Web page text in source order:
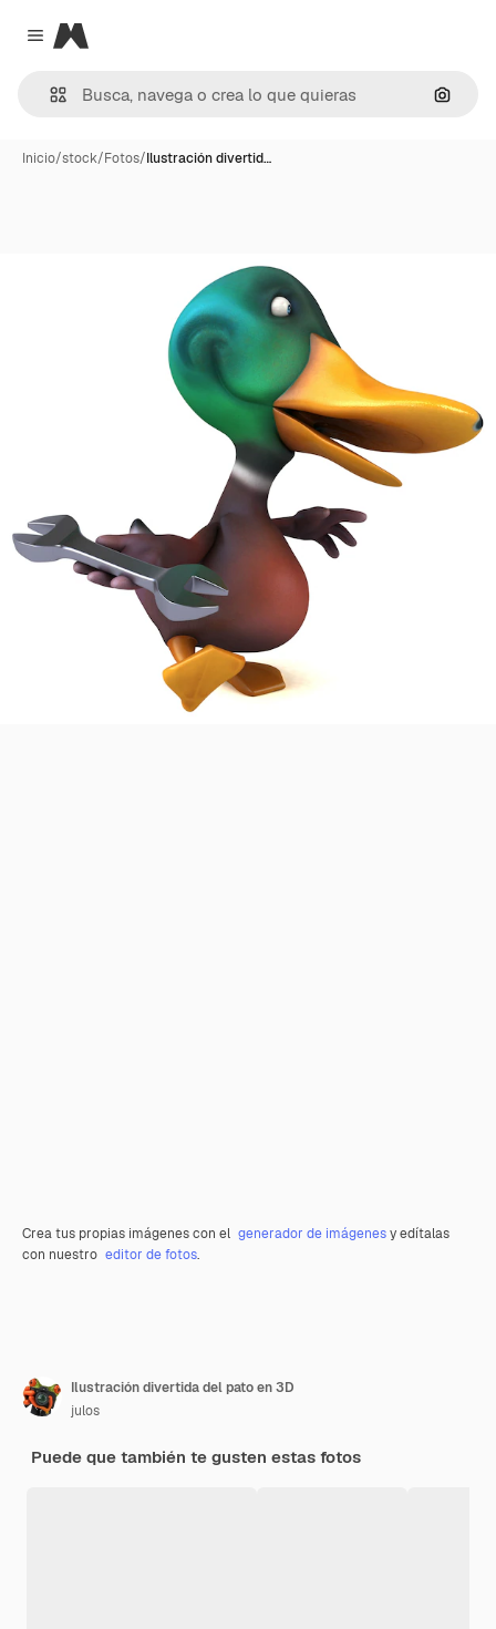
Close menu
Magnific
Inicio/stock/Fotos/Ilustración divertid…
Crea tus propias imágenes con el generador de imágenesy edítalas
con nuestro editor de fotos.
Ilustración divertida del pato en 3D
julos
Puede que también te gusten estas fotos